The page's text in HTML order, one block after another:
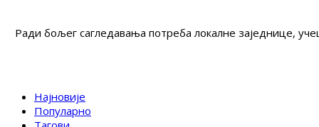
Ради бољег сагледавања потреба локалне заједнице,
Најновије
Популарно